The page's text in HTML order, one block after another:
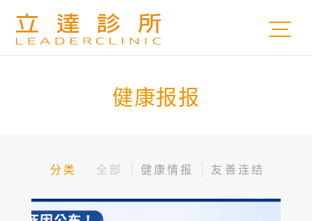
健康报报
分类 全部 健康情报 友善连结